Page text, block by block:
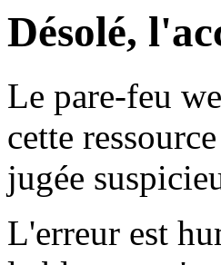
Désolé,
Le pare-feu
cette
jugée
L'erreur est